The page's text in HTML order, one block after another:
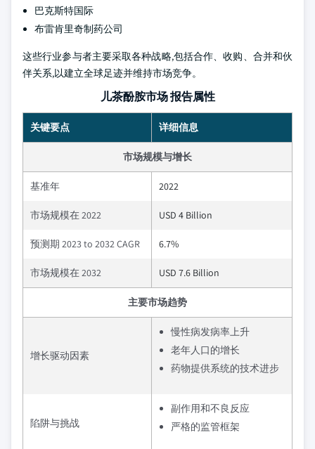
巴克斯特国际
布雷肯里奇制药公司
这些行业参与者主要采取各种战略,包括合作、收购、合并和伙
伴关系,以建立全球足迹并维持市场竞争。
儿茶酚胺市场 报告属性
关键要点 详细信息
市场规模与增长
基准年 2022
市场规模在 2022 USD 4 Billion
预测期 2023 to 2032 CAGR 6.7%
市场规模在 2032 USD 7.6 Billion
主要市场趋势
增长驱动因素
慢性病发病率上升
老年人口的增长
药物提供系统的技术进步
陷阱与挑战
副作用和不良反应
严格的监管框架